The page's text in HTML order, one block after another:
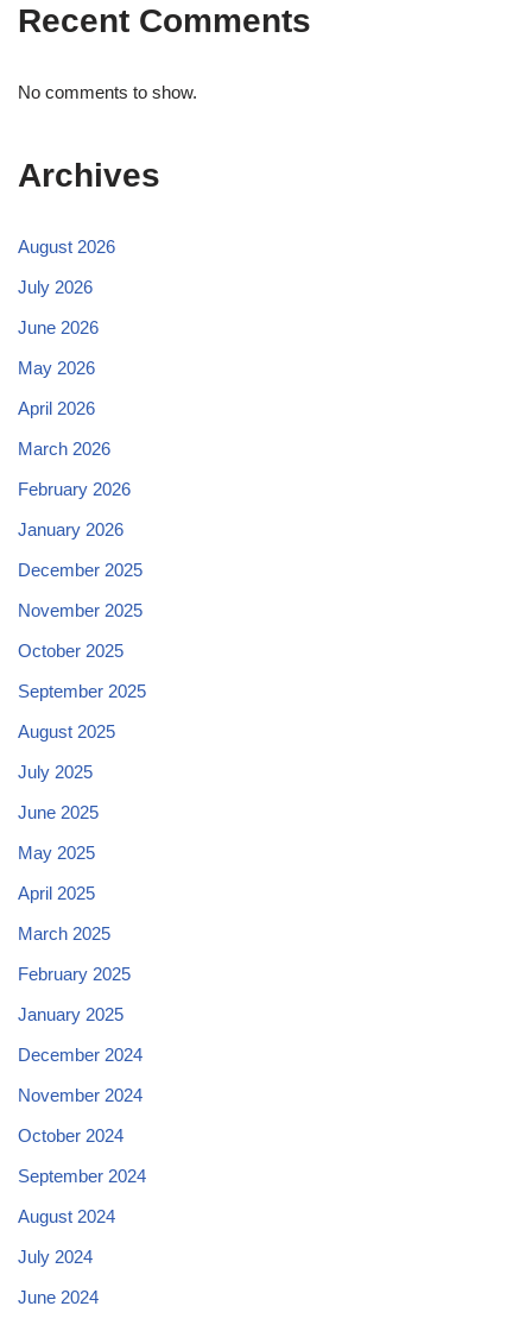
Recent Comments
No comments to show.
Archives
August 2026
July 2026
June 2026
May 2026
April 2026
March 2026
February 2026
January 2026
December 2025
November 2025
October 2025
September 2025
August 2025
July 2025
June 2025
May 2025
April 2025
March 2025
February 2025
January 2025
December 2024
November 2024
October 2024
September 2024
August 2024
July 2024
June 2024